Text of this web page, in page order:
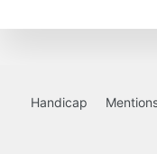
Handicap